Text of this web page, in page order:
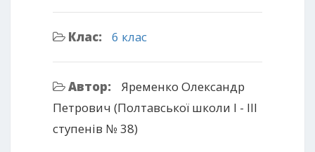
Клас: 6 клас
Автор:
Яременко Олександр
Петрович (Полтавської школи І - ІІІ
ступенів № 38)